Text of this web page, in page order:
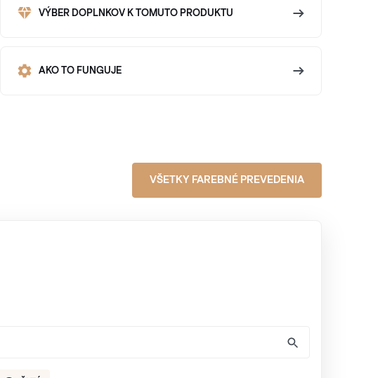
VÝBER DOPLNKOV K TOMUTO PRODUKTU
AKO TO FUNGUJE
VŠETKY FAREBNÉ PREVEDENIA